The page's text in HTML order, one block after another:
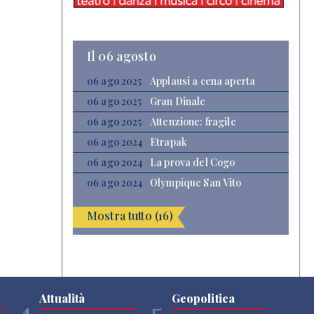
Il 06 agosto
06 ago 2025
Applausi a cena aperta
06 ago 2025
Gran Dinale
06 ago 2025
Attenzione: fragile
06 ago 2024
Etrapak
06 ago 2024
La prova del Cogo
06 ago 2024
Olympique San Vito
Mostra tutto (16)
Attualità Geopolitica